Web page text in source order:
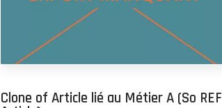
Clone of Article lié au Métier A (So REF